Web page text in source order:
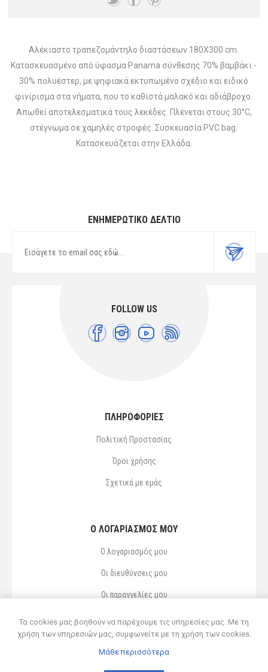
Αλέκιαστο τραπεζομάντηλο διαστάσεων 180X300 cm.
Κατασκευασμένο από ύφασμα Panama σύνθεσης 70% βαμβάκι -
30% πολυέστερ, με ψηφιακά εκτυπωμένο σχέδιο και ειδικό
φινίρισμα στα νήματα, που το καθιστά μαλακό και αδιάβροχο.
Απωθεί αποτελεσματικά τους λεκέδες. Πλένεται στους 30°C,
στέγνωμα σε χαμηλές στροφές. Συσκευασία PVC bag.
Κατασκευάζεται στην Ελλάδα.
ΕΝΗΜΕΡΩΤΙΚΌ ΔΕΛΤΊΟ
FOLLOW US
ΠΛΗΡΟΦΟΡΙΕΣ
Πολιτική Προστασίας
Όροι χρήσης
Σχετικά με εμάς
Ο ΛΟΓΑΡΙΑΣΜΌΣ ΜΟΥ
Ο λογαριασμός μου
Οι διευθύνσεις μου
Οι παραγγελίες μου
Τα cookies μας βοηθούν να παρέχουμε τις υπηρεσίες μας. Με τη
χρήση των υπηρεσιών μας, συμφωνείτε με τη χρήση των cookies.
Μάθε περισσότερα